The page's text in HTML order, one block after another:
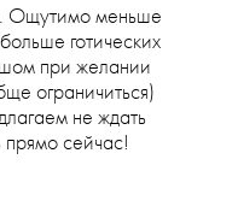
Ощутимо меньше
готических
при желании
ограничиться)
не ждать
прямо сейчас!